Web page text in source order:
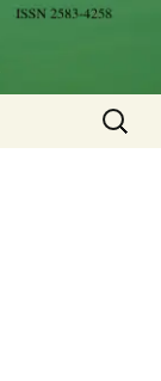
Search
for: